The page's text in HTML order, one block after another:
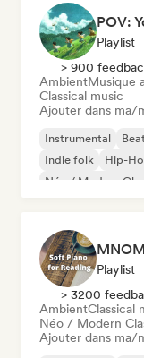
Playlist
> 900
AmbientMusique
Classical music
Ajouter dans ma/
Instrumental
Indie folk
Hip-
Néo / Modern
Playlist
> 3200
AmbientClassical
Néo / Modern
Ajouter dans ma/